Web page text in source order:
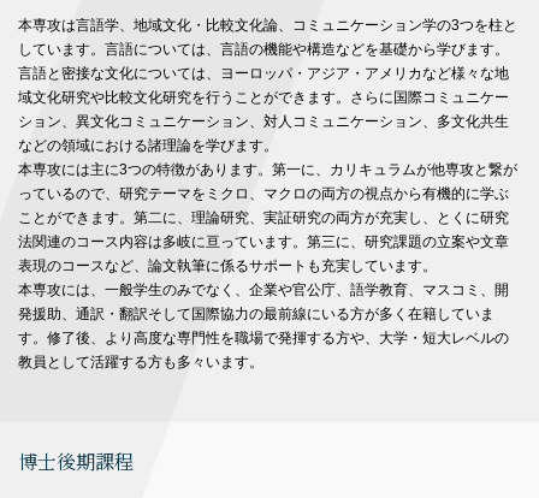
本専攻は言語学、地域文化・比較文化論、コミュニケーション学の3つを柱と
しています。言語については、言語の機能や構造などを基礎から学びます。
言語と密接な文化については、ヨーロッパ・アジア・アメリカなど様々な地
域文化研究や比較文化研究を行うことができます。さらに国際コミュニケー
ション、異文化コミュニケーション、対人コミュニケーション、多文化共生
などの領域における諸理論を学びます。
本専攻には主に3つの特徴があります。第一に、カリキュラムが他専攻と繋が
っているので、研究テーマをミクロ、マクロの両方の視点から有機的に学ぶ
ことができます。第二に、理論研究、実証研究の両方が充実し、とくに研究
法関連のコース内容は多岐に亘っています。第三に、研究課題の立案や文章
表現のコースなど、論文執筆に係るサポートも充実しています。
本専攻には、一般学生のみでなく、企業や官公庁、語学教育、マスコミ、開
発援助、通訳・翻訳そして国際協力の最前線にいる方が多く在籍していま
す。修了後、より高度な専門性を職場で発揮する方や、大学・短大レベルの
教員として活躍する方も多々います。
博士後期課程